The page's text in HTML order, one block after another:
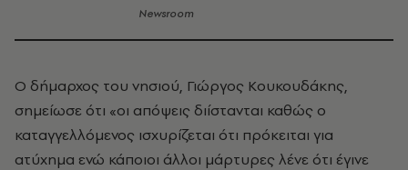
Newsroom
Ο δήμαρχος του νησιού, Γιώργος Κουκουδάκης,
σημείωσε ότι «οι απόψεις διίστανται καθώς ο
καταγγελλόμενος ισχυρίζεται ότι πρόκειται για
ατύχημα ενώ κάποιοι άλλοι μάρτυρες λένε ότι έγινε